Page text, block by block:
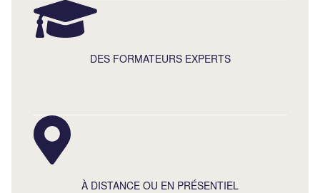
DES FORMATEURS EXPERTS
À DISTANCE OU EN PRÉSENTIEL